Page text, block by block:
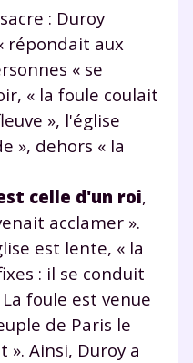
: Duroy
répondait aux
« se
« la foule coulait
», l'église
», dehors « la
celle d'un roi,
acclamer ».
est lente, « la
: il se conduit
foule est venue
de Paris le
Ainsi, Duroy a